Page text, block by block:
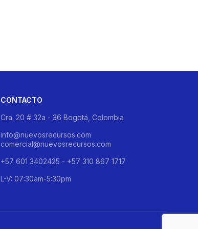
CONTACTO
Cra. 20 # 32a - 36 Bogotá, Colombia
info@nuevosrecursos.com
comercial@nuevosrecursos.com
+57 601 3402425 - +57 310 867 1717
L-V: 07:30am-5:30pm